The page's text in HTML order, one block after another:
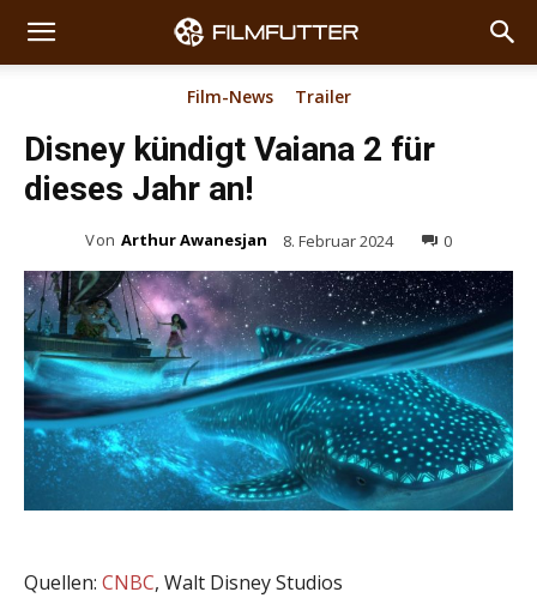
Film-News Trailer
Disney kündigt Vaiana 2 für
dieses Jahr an!
Von Arthur Awanesjan 8. Februar 2024 0
Quellen: CNBC, Walt Disney Studios